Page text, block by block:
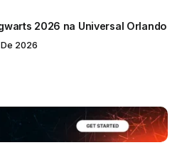
2026 na Universal Orlando
2026